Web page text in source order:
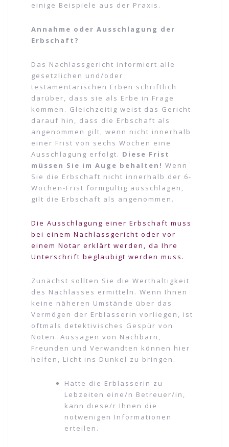
einige Beispiele aus der Praxis.
Annahme oder Ausschlagung der
Erbschaft?
Das Nachlassgericht informiert alle
gesetzlichen und/oder
testamentarischen Erben schriftlich
darüber, dass sie als Erbe in Frage
kommen. Gleichzeitig weist das Gericht
darauf hin, dass die Erbschaft als
angenommen gilt, wenn nicht innerhalb
einer Frist von sechs Wochen eine
Ausschlagung erfolgt. Diese Frist
müssen Sie im Auge behalten! Wenn
Sie die Erbschaft nicht innerhalb der 6-
Wochen-Frist formgültig ausschlagen,
gilt die Erbschaft als angenommen.
Die Ausschlagung einer Erbschaft muss
bei einem Nachlassgericht oder vor
einem Notar erklärt werden, da Ihre
Unterschrift beglaubigt werden muss.
Zunächst sollten Sie die Werthaltigkeit
des Nachlasses ermitteln. Wenn Ihnen
keine näheren Umstände über das
Vermögen der Erblasserin vorliegen, ist
oftmals detektivisches Gespür von
Nöten. Aussagen von Nachbarn,
Freunden und Verwandten können hier
helfen, Licht ins Dunkel zu bringen.
Hatte die Erblasserin zu
Lebzeiten eine/n Betreuer/in,
kann diese/r Ihnen die
notwenigen Informationen
erteilen.